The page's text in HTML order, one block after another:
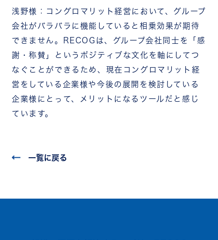
浅野様：コングロマリット経営において、グループ
会社がバラバラに機能していると相乗効果が期待
できません。RECOGは、グループ会社同士を「感
謝・称賛」というポジティブな文化を軸にしてつ
なぐことができるため、現在コングロマリット経
営をしている企業様や今後の展開を検討している
企業様にとって、メリットになるツールだと感じ
ています。
一覧に戻る